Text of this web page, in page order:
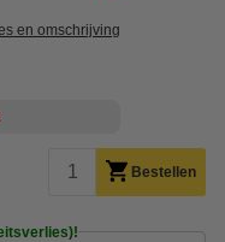
en omschrijving
Bestellen